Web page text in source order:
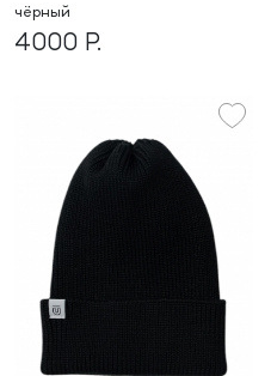
чёрный
4000 Р.